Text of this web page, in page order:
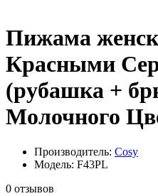
Пижама
Красными
(рубашка +
Молочного
Производитель: Cosy
Модель: F43PL
0 отзывов